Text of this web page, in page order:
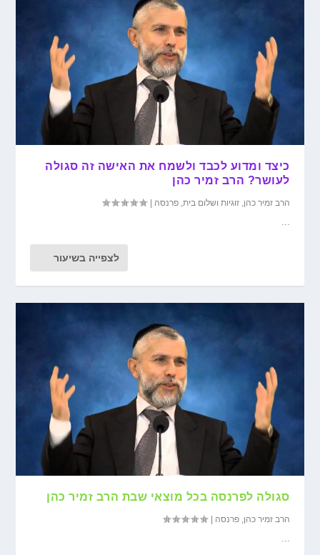
כיצד ומדוע לכבד ולשמח את האישה זה סגולה
לעושר? הרב זמיר כהן
הרב זמיר כהן,זוגיות ושלום בית,פרנסה |
...
לצפייה בשיעור
סגולה לפרנסה בכל מוצאי שבת הרב זמיר כהן
הרב זמיר כהן,פרנסה |